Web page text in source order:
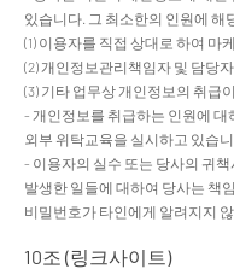
있습니다. 그 최소한의 인원에 해
(1) 이용자를 직접 상대로 하여 마
(2) 개인정보관리책임자 및 담당
(3) 기타 업무상 개인정보의 취급
- 개인정보를 취급하는 인원에 대
외부 위탁교육을 실시하고 있습니
- 이용자의 실수 또는 당사의 귀
발생한 일들에 대하여 당사는 책
비밀번호가 타인에게 알려지지
10조 (링크사이트)